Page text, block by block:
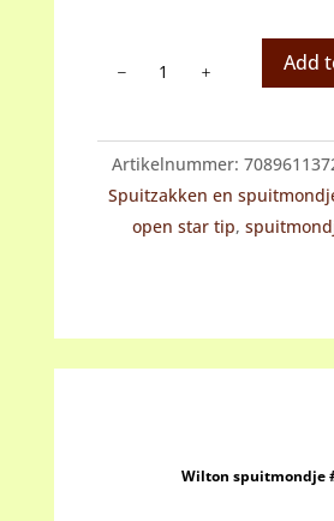
spuitmondje
tip
aantal
Add
Artikelnummer:
Spuitzakken en
open star tip,
Wilton spuitmondje